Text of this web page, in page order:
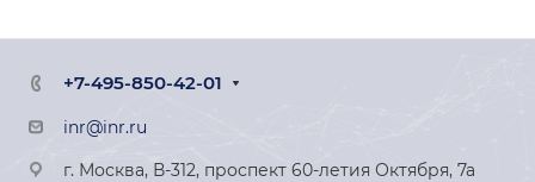
+7-495-850-42-01
inr@inr.ru
г. Москва, В-312, проспект 60-летия Октября, 7а